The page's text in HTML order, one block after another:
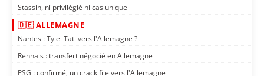
Stassin, ni privilégié ni cas unique
🇩🇪 ALLEMAGNE
Nantes : Tylel Tati vers l'Allemagne ?
Rennais : transfert négocié en Allemagne
PSG : confirmé, un crack file vers l'Allemagne